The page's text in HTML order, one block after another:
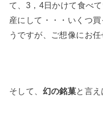
て、3，4日かけて食べ
産にして・・・いくつ
うですが、ご想像にお
そして、 幻の銘菓と言え